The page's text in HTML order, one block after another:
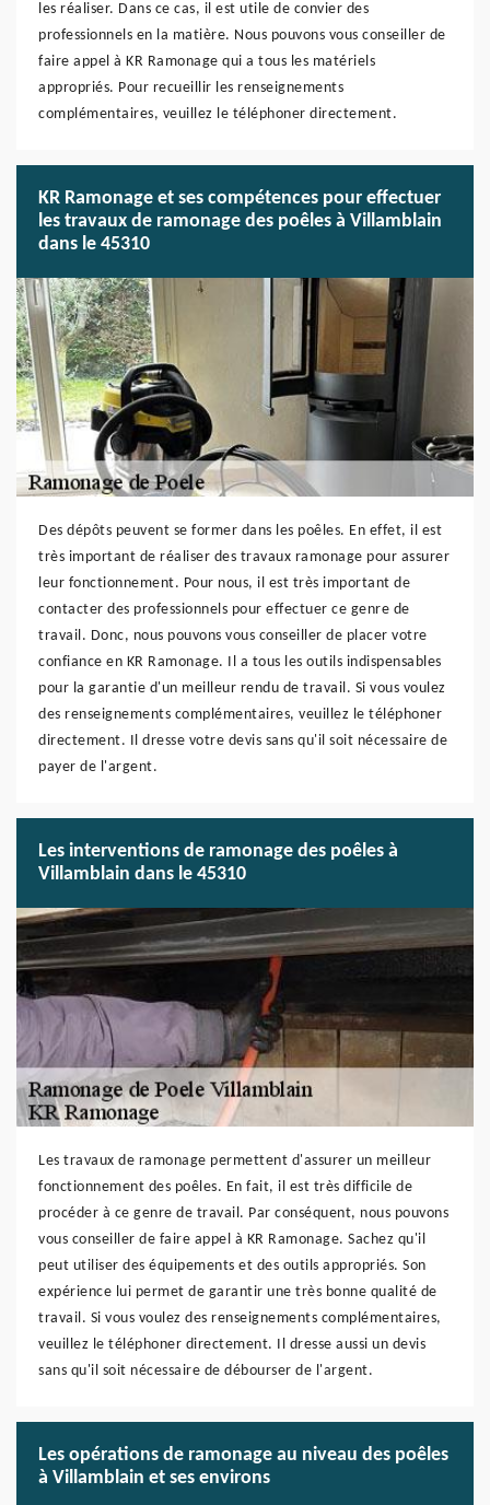
les réaliser. Dans ce cas, il est utile de convier des
professionnels en la matière. Nous pouvons vous conseiller de
faire appel à KR Ramonage qui a tous les matériels
appropriés. Pour recueillir les renseignements
complémentaires, veuillez le téléphoner directement.
KR Ramonage et ses compétences pour effectuer
les travaux de ramonage des poêles à Villamblain
dans le 45310
Des dépôts peuvent se former dans les poêles. En effet, il est
très important de réaliser des travaux ramonage pour assurer
leur fonctionnement. Pour nous, il est très important de
contacter des professionnels pour effectuer ce genre de
travail. Donc, nous pouvons vous conseiller de placer votre
confiance en KR Ramonage. Il a tous les outils indispensables
pour la garantie d'un meilleur rendu de travail. Si vous voulez
des renseignements complémentaires, veuillez le téléphoner
directement. Il dresse votre devis sans qu'il soit nécessaire de
payer de l'argent.
Les interventions de ramonage des poêles à
Villamblain dans le 45310
Les travaux de ramonage permettent d'assurer un meilleur
fonctionnement des poêles. En fait, il est très difficile de
procéder à ce genre de travail. Par conséquent, nous pouvons
vous conseiller de faire appel à KR Ramonage. Sachez qu'il
peut utiliser des équipements et des outils appropriés. Son
expérience lui permet de garantir une très bonne qualité de
travail. Si vous voulez des renseignements complémentaires,
veuillez le téléphoner directement. Il dresse aussi un devis
sans qu'il soit nécessaire de débourser de l'argent.
Les opérations de ramonage au niveau des poêles
à Villamblain et ses environs